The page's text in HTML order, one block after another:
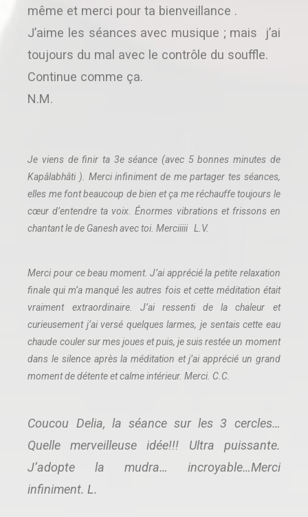
même et merci pour ta bienveillance .
J’aime les séances avec musique ; mais j’ai
toujours du mal avec le contrôle du souffle.
Continue comme ça.
N.M.
Je viens de finir ta 3e séance (avec 5 bonnes minutes de
Kapâlabhâti ). Merci infiniment de me partager tes séances,
elles me font beaucoup de bien et ça me réchauffe toujours le
cœur d’entendre ta voix. Énormes vibrations et frissons en
chantant le de Ganesh avec toi. Merciiiii L.V.
Merci pour ce beau moment. J’ai apprécié la petite relaxation
finale qui m’a manqué les autres fois et cette méditation était
vraiment extraordinaire. J’ai ressenti de la chaleur et
curieusement j’ai versé quelques larmes, je sentais cette eau
chaude couler sur mes joues et puis, je suis restée un moment
dans le silence après la méditation et j’ai apprécié un grand
moment de détente et calme intérieur. Merci. C.C.
Coucou Delia, la séance sur les 3 cercles…
Quelle merveilleuse idée!!! Ultra puissante.
J’adopte la mudra… incroyable…Merci
infiniment. L.